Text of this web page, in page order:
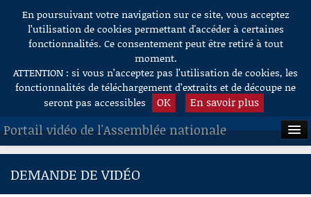
Aller au contenu
En poursuivant votre navigation sur ce site, vous acceptez
l’utilisation de cookies permettant d'accéder à certaines
fonctionnalités. Ce consentement peut être retiré à tout
moment.
ATTENTION : si vous n’acceptez pas l’utilisation de cookies, les
fonctionnalités de téléchargement d’extraits et de découpe ne
seront pas accessibles
OK En savoir plus
Portail vidéo de l'Assemblée nationale
ACCUEIL
DEMANDE DE VIDÉO